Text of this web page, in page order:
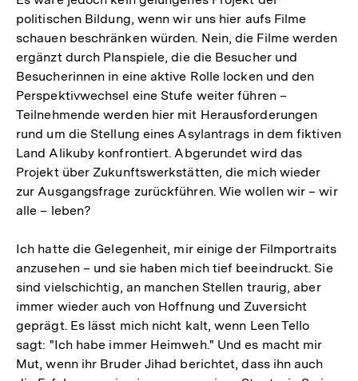
politischen Bildung, wenn wir uns hier aufs Filme
schauen beschränken würden. Nein, die Filme werden
ergänzt durch Planspiele, die die Besucher und
Besucherinnen in eine aktive Rolle locken und den
Perspektivwechsel eine Stufe weiter führen –
Teilnehmende werden hier mit Herausforderungen
rund um die Stellung eines Asylantrags in dem fiktiven
Land Alikuby konfrontiert. Abgerundet wird das
Projekt über Zukunftswerkstätten, die mich wieder
zur Ausgangsfrage zurückführen. Wie wollen wir – wir
alle – leben?
Ich hatte die Gelegenheit, mir einige der Filmportraits
anzusehen – und sie haben mich tief beeindruckt. Sie
sind vielschichtig, an manchen Stellen traurig, aber
immer wieder auch von Hoffnung und Zuversicht
geprägt. Es lässt mich nicht kalt, wenn Leen Tello
sagt: "Ich habe immer Heimweh." Und es macht mir
Mut, wenn ihr Bruder Jihad berichtet, dass ihn auch